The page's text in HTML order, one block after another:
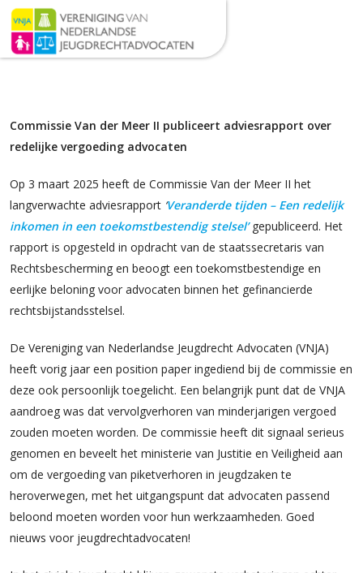
Commissie Van der Meer II publiceert adviesrapport over
redelijke vergoeding advocaten
Op 3 maart 2025 heeft de Commissie Van der Meer II het
langverwachte adviesrapport Veranderde tijden – Een redelijk
inkomen in een toekomstbestendig stelsel’gepubliceerd. Het
rapport is opgesteld in opdracht van de staatssecretaris van
Rechtsbescherming en beoogt een toekomstbestendige en
eerlijke beloning voor advocaten binnen het gefinancierde
rechtsbijstandsstelsel.
De Vereniging van Nederlandse Jeugdrecht Advocaten (VNJA)
heeft vorig jaar een position paper ingediend bij de commissie en
deze ook persoonlijk toegelicht. Een belangrijk punt dat de VNJA
aandroeg was dat vervolgverhoren van minderjarigen vergoed
zouden moeten worden. De commissie heeft dit signaal serieus
genomen en beveelt het ministerie van Justitie en Veiligheid aan
om de vergoeding van piketverhoren in jeugdzaken te
heroverwegen, met het uitgangspunt dat advocaten passend
beloond moeten worden voor hun werkzaamheden. Goed
nieuws voor jeugdrechtadvocaten!